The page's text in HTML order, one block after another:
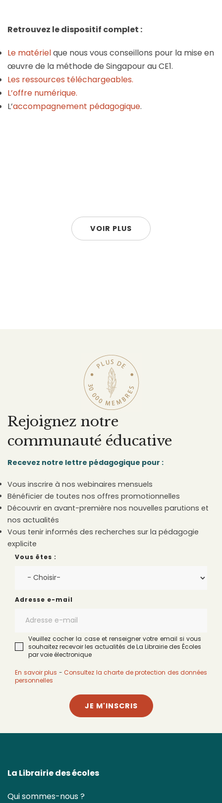
Retrouvez le dispositif complet :
Le matérielque nous vous conseillons pour la mise en
œuvre de la méthode de Singapour au CE1.
Les ressources téléchargeables.
L’offre numérique.
L’accompagnement pédagogique.
VOIR PLUS
Rejoignez notre
communauté éducative
Recevez notre lettre pédagogique pour :
Vous inscrire à nos webinaires mensuels
Bénéficier de toutes nos offres promotionnelles
Découvrir en avant-première nos nouvelles parutions et
nos actualités
Vous tenir informés des recherches sur la pédagogie
explicite
Vous êtes :
Adresse e-mail
Veuillez cocher la case et renseigner votre email si vous
souhaitez recevoir les actualités de La Librairie des Écoles
par voie électronique
En savoir plus - Consultez la charte de protection des données
personnelles
JE M'INSCRIS
La Librairie des écoles
Qui sommes-nous ?